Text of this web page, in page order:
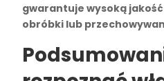
gwarantuje wysoką
obróbki lub